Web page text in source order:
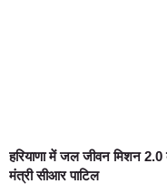
हरियाणा में जल जीवन मिशन 2.0
मंत्री सीआर पाटिल